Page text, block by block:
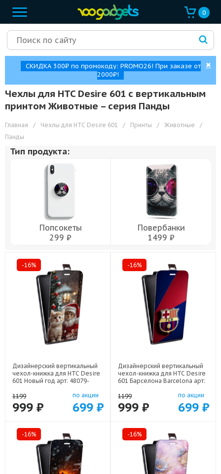
0
СКИДКА 300₽ по промокоду: PROMO26! При заказе от
2000₽!
✖
Чехлы для HTC Desire 601 с вертикальным
принтом Животные – cерия Панды
Главная / Чехлы для HTC Desire 601 / Принты / Животные
/
Панды
Тип продукта:
Попсокеты
299 ₽
Повербанки
1499 ₽
-16%
Дизайнерский вертикальный
чехол-книжка для HTC Desire
601 Новый год арт: 48079-
1199
999 ₽
по акции
699 ₽
-16%
Дизайнерский вертикальный
чехол-книжка для HTC Desire
601 Барселона Barcelona арт:
1199
999 ₽
по акции
699 ₽
-16% -16%